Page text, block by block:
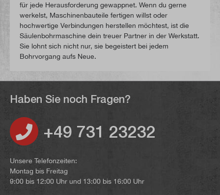
für jede Herausforderung gewappnet. Wenn du gerne
werkelst, Maschinenbauteile fertigen willst oder
hochwertige Verbindungen herstellen möchtest, ist die
Säulenbohrmaschine dein treuer Partner in der Werkstatt.
Sie lohnt sich nicht nur, sie begeistert bei jedem
Bohrvorgang aufs Neue.
Haben Sie noch Fragen?
+49 731 23232
Unsere Telefonzeiten:
Montag bis Freitag
9:00 bis 12:00 Uhr und 13:00 bis 16:00 Uhr